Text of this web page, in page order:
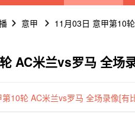
意甲 11月03日 意甲第10
AC米兰vs罗马 全场
10轮 AC米兰vs罗马 全场录像[有